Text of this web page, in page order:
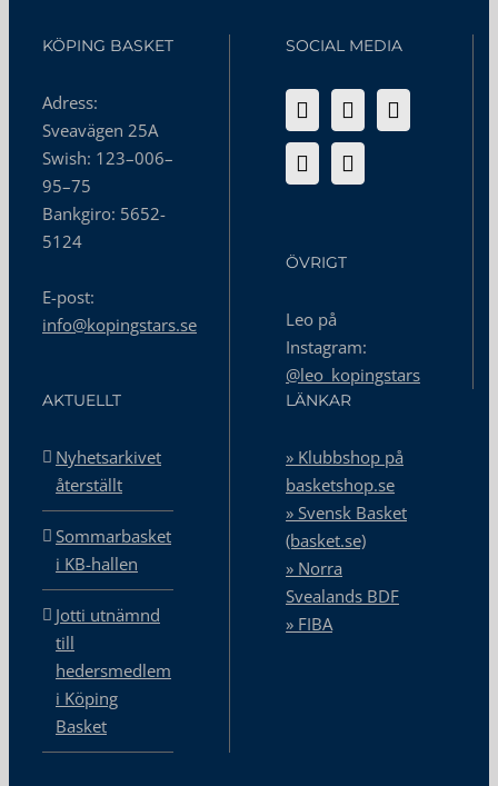
KÖPING BASKET
Adress:
Sveavägen 25A
Swish: 123–006–
95–75
Bankgiro: 5652-
5124
E-post:
info@kopingstars.se
SOCIAL MEDIA
ÖVRIGT
Leo på
Instagram:
@leo_kopingstars
AKTUELLT
Nyhetsarkivet
återställt
Sommarbasket
i KB-hallen
Jotti utnämnd
till
hedersmedlem
i Köping
Basket
LÄNKAR
» Klubbshop på
basketshop.se
» Svensk Basket
(basket.se)
» Norra
Svealands BDF
» FIBA